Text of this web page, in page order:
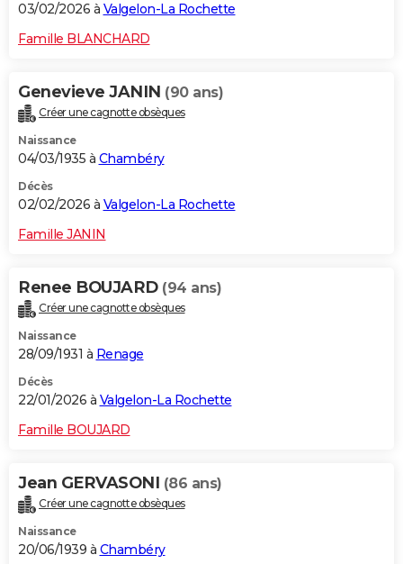
03/02/2026 à Valgelon-La Rochette
Famille BLANCHARD
Genevieve JANIN (90 ans)
Créer une cagnotte obsèques
Naissance
04/03/1935 à Chambéry
Décès
02/02/2026 à Valgelon-La Rochette
Famille JANIN
Renee BOUJARD (94 ans)
Créer une cagnotte obsèques
Naissance
28/09/1931 à Renage
Décès
22/01/2026 à Valgelon-La Rochette
Famille BOUJARD
Jean GERVASONI (86 ans)
Créer une cagnotte obsèques
Naissance
20/06/1939 à Chambéry